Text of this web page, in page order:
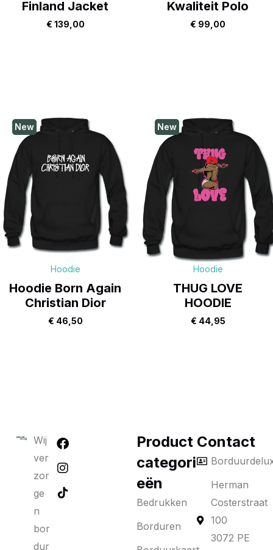
Finland Jacket
€ 139,00
Kwaliteit Polo
€ 99,00
New
Hoodie
Hoodie Born Again
Christian Dior
€ 46,50
New
Hoodie
THUG LOVE
HOODIE
€ 44,95
Wij
ver
zor
ge
n
bor
dur
Product
categori
eën
Bedrukken
Borduren
Contact
Herman
Costerstraat
100
3072 PE